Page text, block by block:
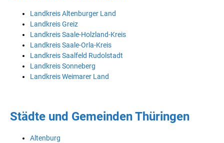
Landkreis Altenburger Land
Landkreis Greiz
Landkreis Saale-Holzland-Kreis
Landkreis Saale-Orla-Kreis
Landkreis Saalfeld Rudolstadt
Landkreis Sonneberg
Landkreis Weimarer Land
Städte und Gemeinden Thüringen
Altenburg